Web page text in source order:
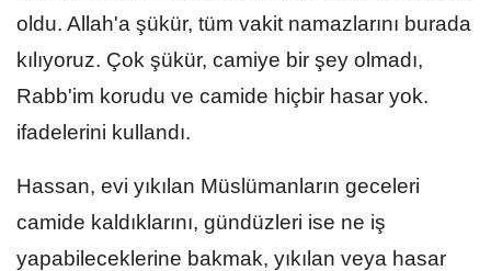
oldu. Allah'a şükür, tüm vakit namazlarını burada
kılıyoruz. Çok şükür, camiye bir şey olmadı,
Rabb'im korudu ve camide hiçbir hasar yok.
ifadelerini kullandı.
Hassan, evi yıkılan Müslümanların geceleri
camide kaldıklarını, gündüzleri ise ne iş
yapabileceklerine bakmak, yıkılan veya hasar